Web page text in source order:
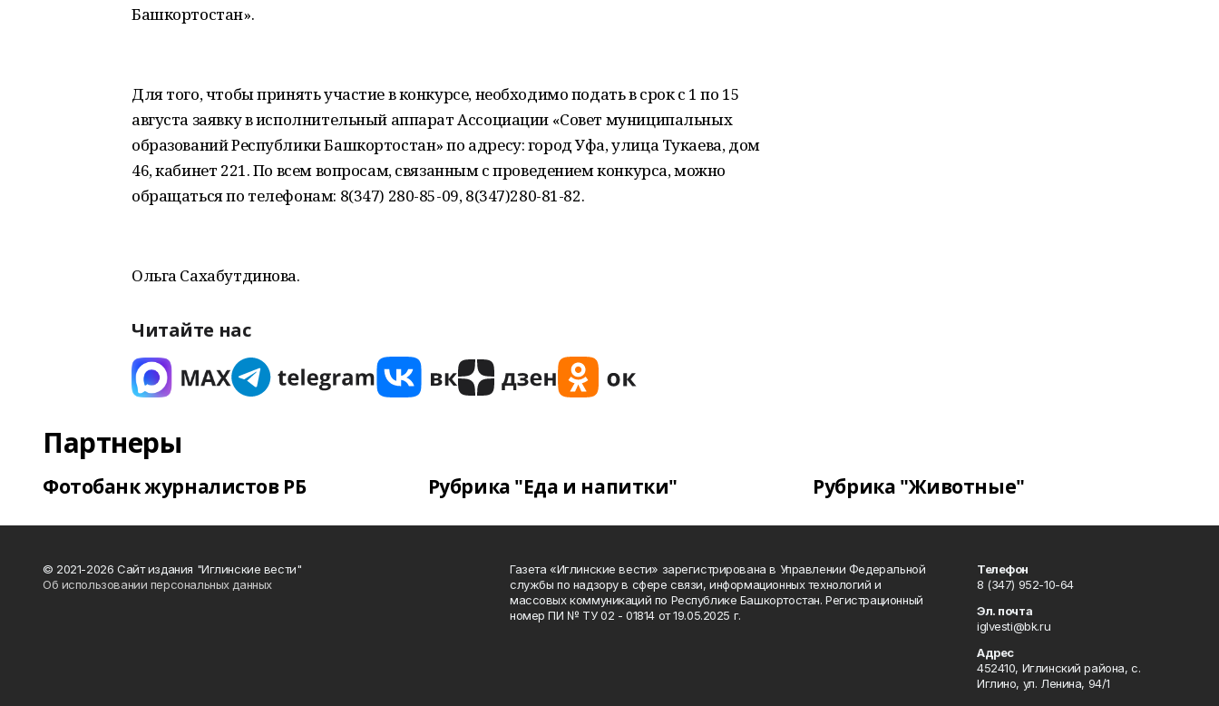
Башкортостан».
Для того, чтобы принять участие в конкурсе, необходимо подать в срок с 1 по 15
августа заявку в исполнительный аппарат Ассоциации «Совет муниципальных
образований Республики Башкортостан» по адресу: город Уфа, улица Тукаева, дом
46, кабинет 221. По всем вопросам, связанным с проведением конкурса, можно
обращаться по телефонам: 8(347) 280-85-09, 8(347)280-81-82.
Ольга Сахабутдинова.
Читайте нас
Партнеры
Фотобанк журналистов РБ Рубрика "Еда и напитки" Рубрика "Животные"
© 2021-2026 Сайт издания "Иглинские вести"
Об использовании персональных данных
Газета «Иглинские вести» зарегистрирована в Управлении Федеральной
службы по надзору в сфере связи, информационных технологий и
массовых коммуникаций по Республике Башкортостан. Регистрационный
номер ПИ № ТУ 02 - 01814 от 19.05.2025 г.
Телефон
8 (347) 952-10-64
Эл. почта
iglvesti@bk.ru
Адрес
452410, Иглинский района, с.
Иглино, ул. Ленина, 94/1